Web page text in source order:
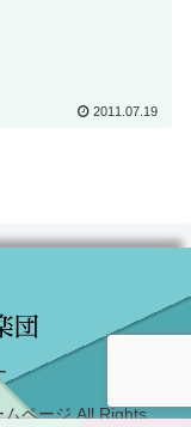
2011.07.19
ページ All Rights